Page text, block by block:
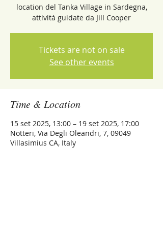
location del Tanka Village in Sardegna,
attivitá guidate da Jill Cooper
Tickets are not on sale
See other events
Time & Location
15 set 2025, 13:00 – 19 set 2025, 17:00
Notteri, Via Degli Oleandri, 7, 09049
Villasimius CA, Italy